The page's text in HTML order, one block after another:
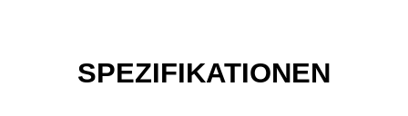
SPEZIFIKATIONEN